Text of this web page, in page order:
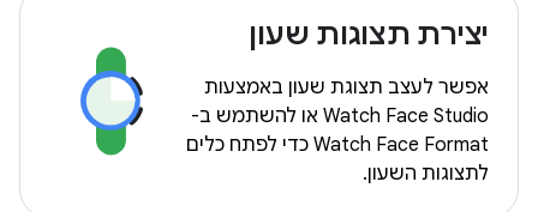
יצירת תצוגות שעון
אפשר לעצב תצוגת שעון באמצעות
Watch Face Studio או להשתמש ב-
Watch Face Format כדי לפתח כלים
לתצוגות השעון.